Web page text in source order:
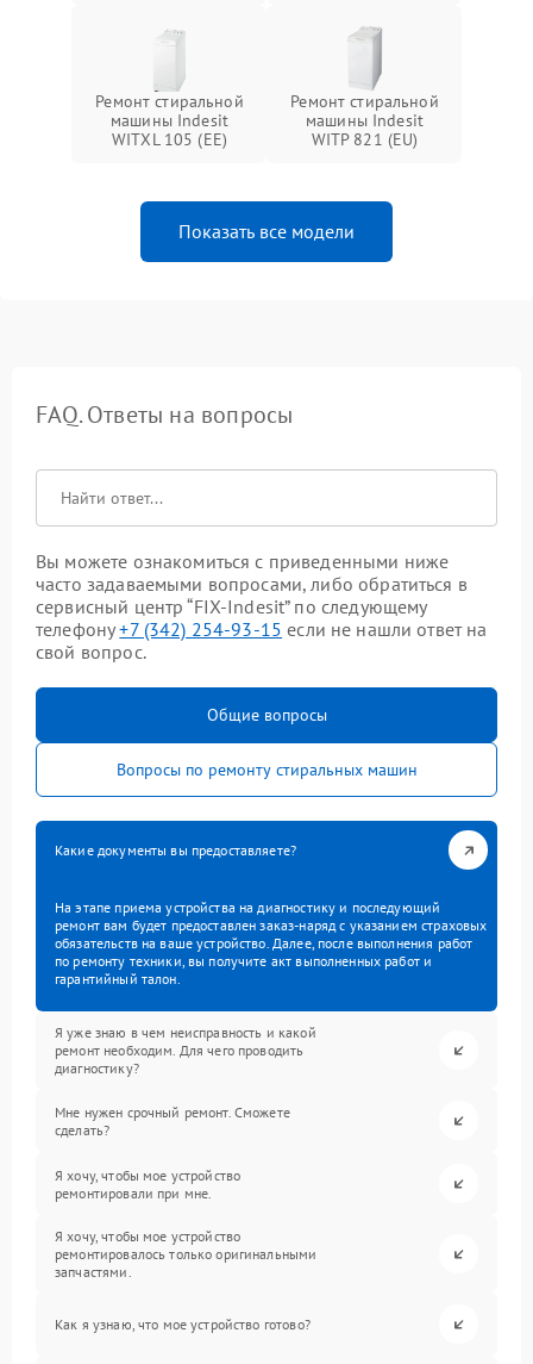
Ремонт стиральной
машины Indesit
WITXL 105 (EE)
Ремонт стиральной
машины Indesit
WITP 821 (EU)
Показать все модели
FAQ. Ответы на вопросы
Вы можете ознакомиться с приведенными ниже
часто задаваемыми вопросами, либо обратиться в
сервисный центр “FIX-Indesit” по следующему
телефону+7 (342) 254-93-15 если не нашли ответ на
свой вопрос.
Общие вопросы
Вопросы по ремонту стиральных машин
Какие документы вы предоставляете?
На этапе приема устройства на диагностику и последующий
ремонт вам будет предоставлен заказ-наряд с указанием страховых
обязательств на ваше устройство. Далее, после выполнения работ
по ремонту техники, вы получите акт выполненных работ и
гарантийный талон.
Я уже знаю в чем неисправность и какой
ремонт необходим. Для чего проводить
диагностику?
Мне нужен срочный ремонт. Сможете
сделать?
Я хочу, чтобы мое устройство
ремонтировали при мне.
Я хочу, чтобы мое устройство
ремонтировалось только оригинальными
запчастями.
Как я узнаю, что мое устройство готово?